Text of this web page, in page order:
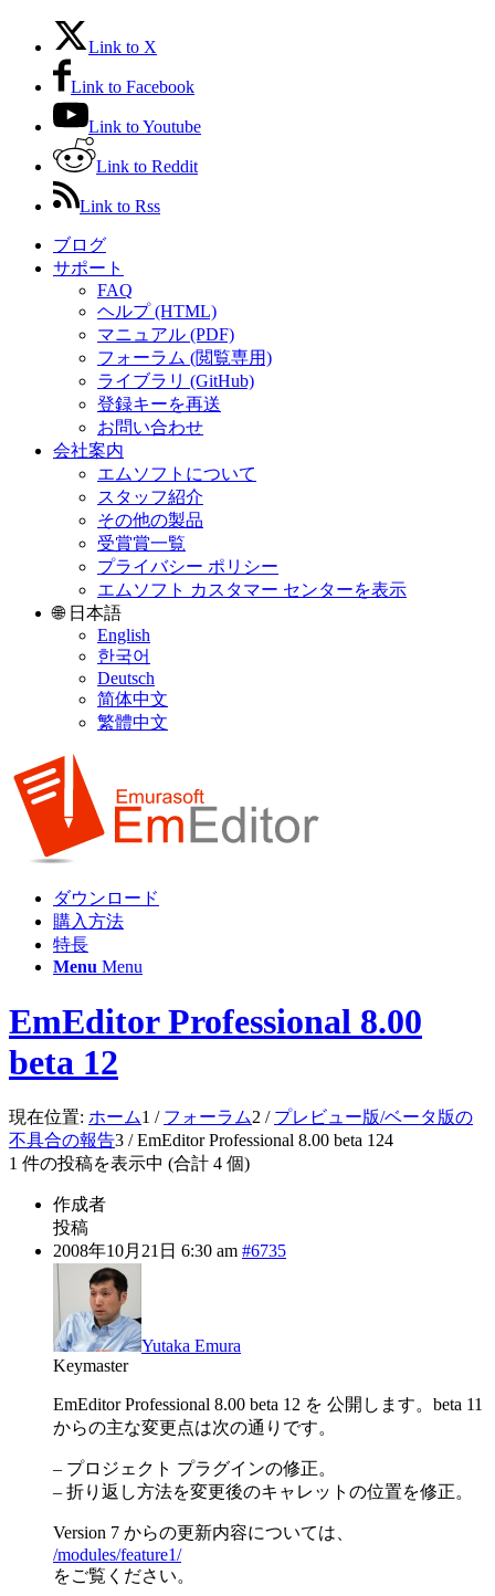
Link to X
Link to Facebook
Link to Youtube
Link to Reddit
Link to Rss
ブログ
サポート
FAQ
ヘルプ (HTML)
マニュアル (PDF)
フォーラム (閲覧専用)
ライブラリ (GitHub)
登録キーを再送
お問い合わせ
会社案内
エムソフトについて
スタッフ紹介
その他の製品
受賞賞一覧
プライバシー ポリシー
エムソフト カスタマー センターを表示
🌐 日本語
English
한국어
Deutsch
简体中文
繁體中文
ダウンロード
購入方法
特長
Menu Menu
EmEditor Professional 8.00
beta 12
現在位置: ホーム1 / フォーラム2 / プレビュー版/ベータ版の
不具合の報告3 / EmEditor Professional 8.00 beta 124
1 件の投稿を表示中 (合計 4 個)
作成者
投稿
2008年10月21日 6:30 am #6735
Yutaka Emura
Keymaster
EmEditor Professional 8.00 beta 12 を 公開します。beta 11
からの主な変更点は次の通りです。
– プロジェクト プラグインの修正。
– 折り返し方法を変更後のキャレットの位置を修正。
Version 7 からの更新内容については、
/modules/feature1/
をご覧ください。